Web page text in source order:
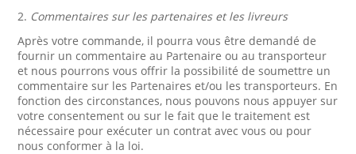
2. Commentaires sur les partenaires et les livreurs
Après votre commande, il pourra vous être demandé de
fournir un commentaire au Partenaire ou au transporteur
et nous pourrons vous offrir la possibilité de soumettre un
commentaire sur les Partenaires et/ou les transporteurs. En
fonction des circonstances, nous pouvons nous appuyer sur
votre consentement ou sur le fait que le traitement est
nécessaire pour exécuter un contrat avec vous ou pour
nous conformer à la loi.